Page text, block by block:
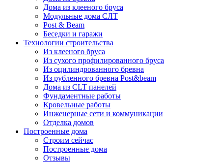
Дома из клееного бруса
Модульные дома СЛТ
Post & Beam
Беседки и гаражи
Технологии строительства
Из клееного бруса
Из сухого профилированного бруса
Из оцилиндрованного бревна
Из рубленного бревна Post&beam
Дома из CLT панелей
Фундаментные работы
Кровельные работы
Инженерные сети и коммуникации
Отделка домов
Построенные дома
Строим сейчас
Построенные дома
Отзывы